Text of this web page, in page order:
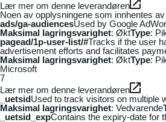
Lær mer om denne leverandøren
Noen av opplysningene som innhentes
ads/ga-audiencesUsed by Google
Maksimal lagringsvarighet: ØktType:
pagead/1p-user-list/#Tracks if the user
advertisement efforts and facilitates
Maksimal lagringsvarighet: ØktType:
Microsoft
7
Lær mer om denne leverandøren
_uetsidUsed to track visitors on multiple
Maksimal lagringsvarighet: Vedvarende
_uetsid_expContains the expiry-date for